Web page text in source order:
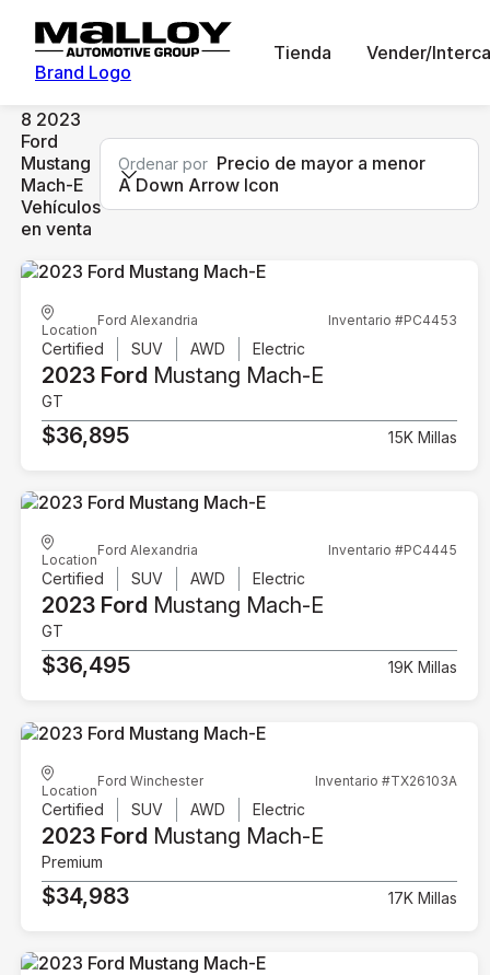
Brand Logo
Tienda Vender/
8 2023
Ford
Mustang
Mach-E
Vehículos
en venta
Ordenar por Precio de mayor a menor
A Down Arrow Icon
Location
Ford Alexandria Inventario #PC4453
Certified SUV AWD Electric
2023 Ford Mustang Mach-E
GT
$36,895 15K Millas
Location
Ford Alexandria Inventario #PC4445
Certified SUV AWD Electric
2023 Ford Mustang Mach-E
GT
$36,495 19K Millas
Location
Ford Winchester Inventario #TX26103A
Certified SUV AWD Electric
2023 Ford Mustang Mach-E
Premium
$34,983 17K Millas